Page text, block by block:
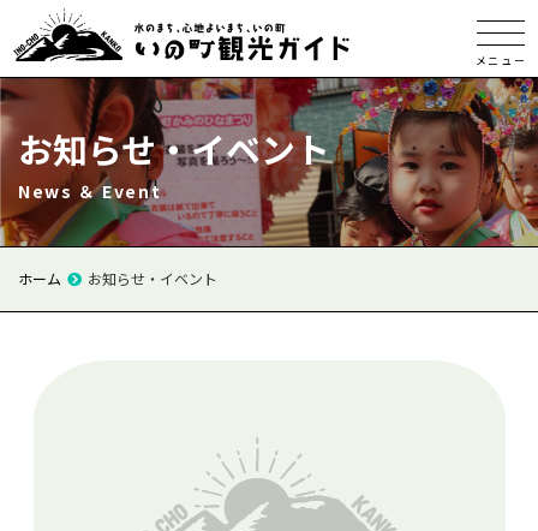
メニュー
お知らせ・イベント
News ＆ Event
ホーム お知らせ・イベント